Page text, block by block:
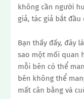
không cần người
giả, tác giả bắt đầu
Bạn thấy đấy, đây
sao một mối quan
mỗi bên có thể
bên không thể
mất cân bằng và